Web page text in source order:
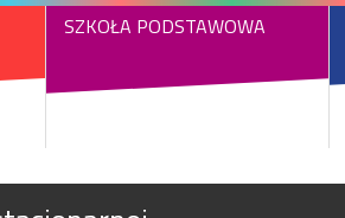
SZKOŁA PODSTAWOWA